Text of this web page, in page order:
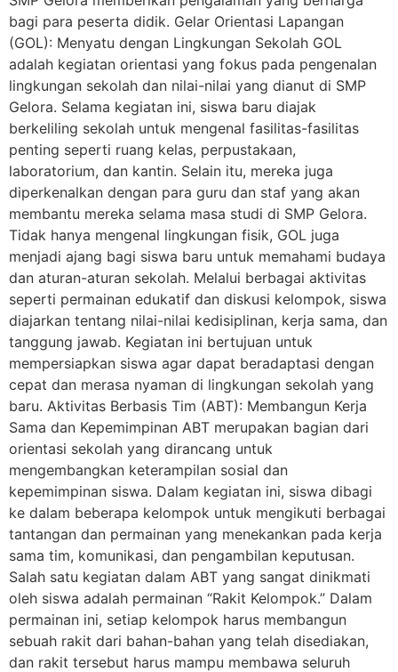
bagi para peserta didik. Gelar Orientasi Lapangan
(GOL): Menyatu dengan Lingkungan Sekolah GOL
adalah kegiatan orientasi yang fokus pada pengenalan
lingkungan sekolah dan nilai-nilai yang dianut di SMP
Gelora. Selama kegiatan ini, siswa baru diajak
berkeliling sekolah untuk mengenal fasilitas-fasilitas
penting seperti ruang kelas, perpustakaan,
laboratorium, dan kantin. Selain itu, mereka juga
diperkenalkan dengan para guru dan staf yang akan
membantu mereka selama masa studi di SMP Gelora.
Tidak hanya mengenal lingkungan fisik, GOL juga
menjadi ajang bagi siswa baru untuk memahami budaya
dan aturan-aturan sekolah. Melalui berbagai aktivitas
seperti permainan edukatif dan diskusi kelompok, siswa
diajarkan tentang nilai-nilai kedisiplinan, kerja sama, dan
tanggung jawab. Kegiatan ini bertujuan untuk
mempersiapkan siswa agar dapat beradaptasi dengan
cepat dan merasa nyaman di lingkungan sekolah yang
baru. Aktivitas Berbasis Tim (ABT): Membangun Kerja
Sama dan Kepemimpinan ABT merupakan bagian dari
orientasi sekolah yang dirancang untuk
mengembangkan keterampilan sosial dan
kepemimpinan siswa. Dalam kegiatan ini, siswa dibagi
ke dalam beberapa kelompok untuk mengikuti berbagai
tantangan dan permainan yang menekankan pada kerja
sama tim, komunikasi, dan pengambilan keputusan.
Salah satu kegiatan dalam ABT yang sangat dinikmati
oleh siswa adalah permainan “Rakit Kelompok.” Dalam
permainan ini, setiap kelompok harus membangun
sebuah rakit dari bahan-bahan yang telah disediakan,
dan rakit tersebut harus mampu membawa seluruh